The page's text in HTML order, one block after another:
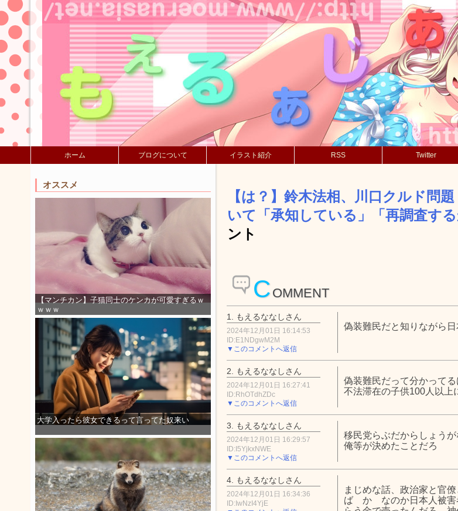
ホーム ブログについて イラスト紹介 RSS Twitter
オススメ
【マンチカン】子猫同士のケンカが可愛すぎるｗ
ｗｗｗ
大学入ったら彼女できるって言ってた奴来い
【は？】鈴木法相、川口クルド問
いて「承知している」「再調査す
ント
C OMMENT
1. もえるななしさん
2024年12月01日 16:14:53
ID:E1NDgwM2M
▼このコメントへ返信
偽装難民だと知りながら
2. もえるななしさん
2024年12月01日 16:27:41
ID:RhOTdhZDc
▼このコメントへ返信
偽装難民だって分かって
不法滞在の子供100人以上
3. もえるななしさん
2024年12月01日 16:29:57
ID:I5YjkxNWE
▼このコメントへ返信
移民党らぶだからしょう
俺等が決めたことだろ
4. もえるななしさん
2024年12月01日 16:34:36
ID:IwNzI4YjE
まじめな話、政治家と官
ば か なのか日本人被害